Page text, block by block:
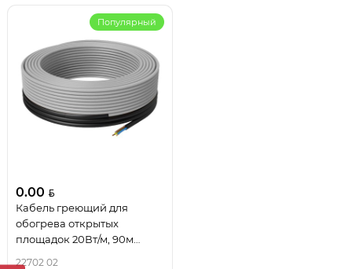
Популярный
0.00
Кабель греющий для
обогрева открытых
площадок 20Вт/м, 90м
22702 02